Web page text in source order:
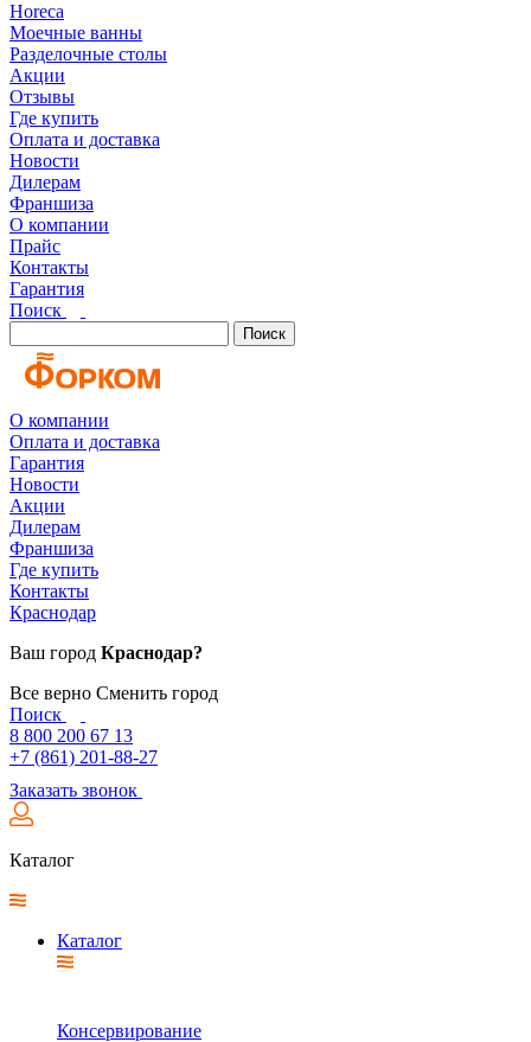
Horeca
Моечные ванны
Разделочные столы
Акции
Отзывы
Где купить
Оплата и доставка
Новости
Дилерам
Франшиза
О компании
Прайс
Контакты
Гарантия
Поиск
Поиск
О компании
Оплата и доставка
Гарантия
Новости
Акции
Дилерам
Франшиза
Где купить
Контакты
Краснодар
Ваш город Краснодар?
Все верно Сменить город
Поиск
8 800 200 67 13
+7 (861) 201-88-27
Заказать звонок
Каталог
Каталог
Консервирование